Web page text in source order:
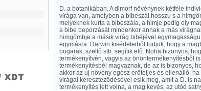
D. a botanikában. A dimorf növénynek kétféle
virága van, amelyben a bibeszál hosszu s a
melyeknek kurta a bibeszála, a himje pedig oly
a bibe beporzását mindenkor annak a más
himgömbje a másik virág bibéjével
egymásra. Darwin kisérleteiből tudjuk, hogy a
bogarak, szellő stb. segítik elő. Noha bizonyos,
termékenyítvén, vagyis az önöntermékenyítésből
termékenyítésbél magvaznak, de az is bizonyos,
akkor az uj növény egész erőteljes és ellenálló,
virágai kereszteződésével esik meg, amit a D. is
termékenyítés lett volna, a mag kevés, az utód